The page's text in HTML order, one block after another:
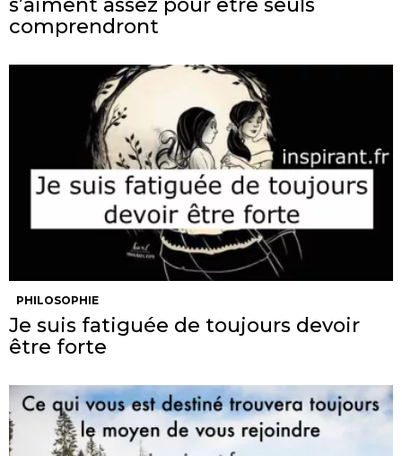
comprendront
PHILOSOPHIE
Je suis fatiguée de toujours devoir
être forte